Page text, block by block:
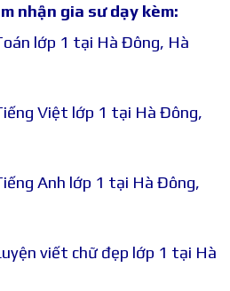
nhận gia sư dạy kèm:
lớp 1 tại Hà Đông, Hà
Việt lớp 1 tại Hà Đông,
Anh lớp 1 tại Hà Đông,
viết chữ đẹp lớp 1 tại Hà